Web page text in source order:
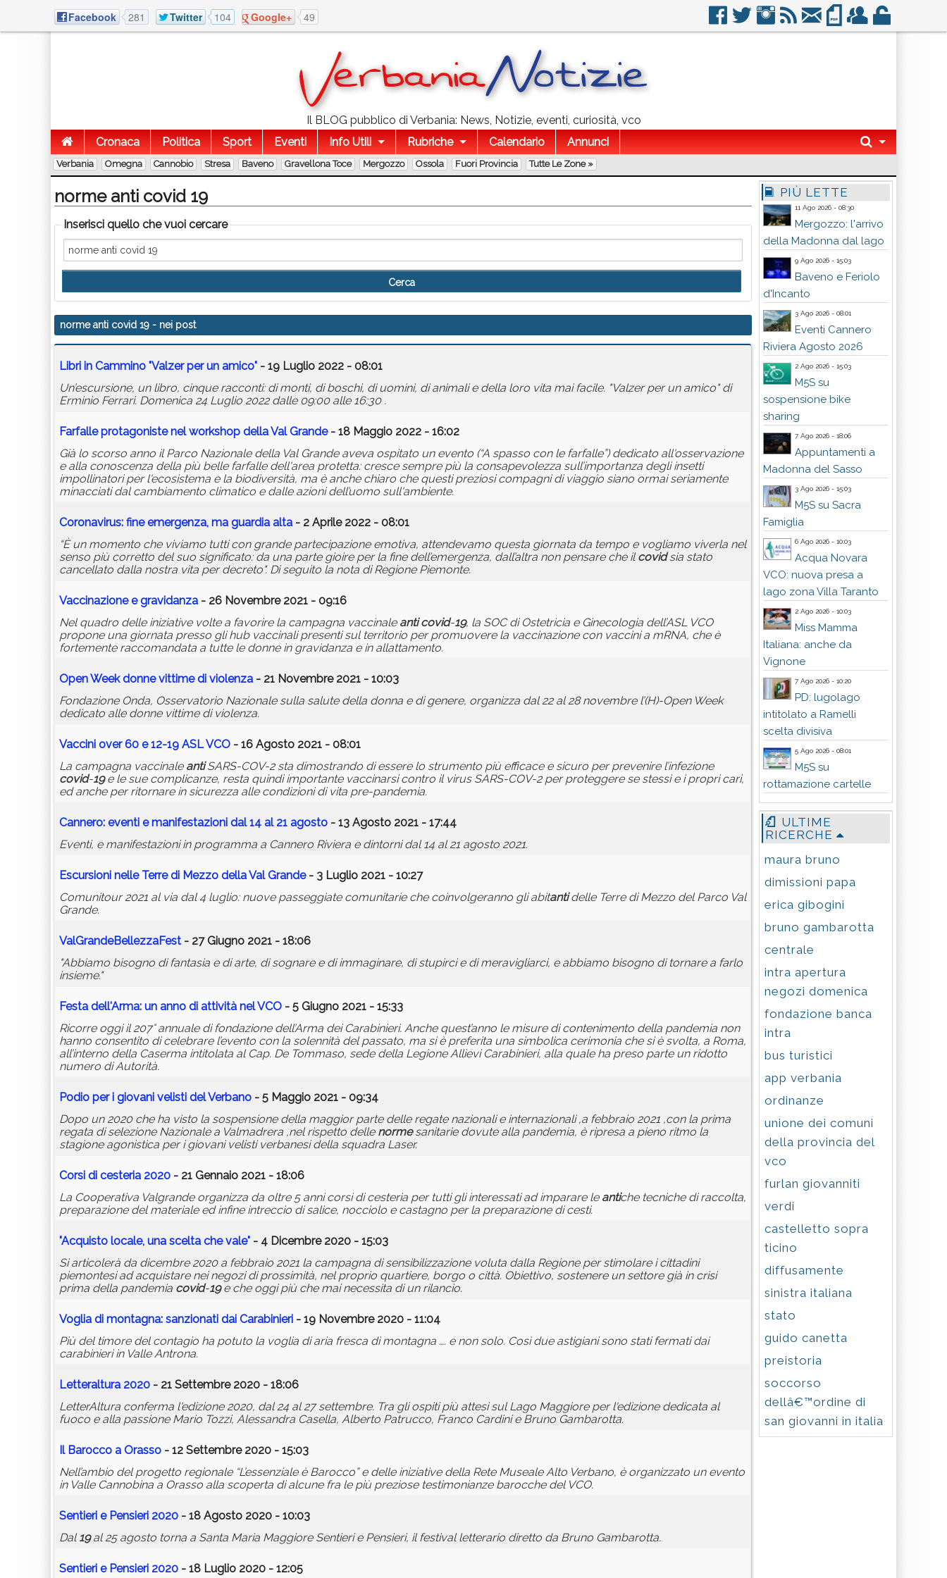
Facebook 281 Twitter 104 Google+ 49
Il BLOG pubblico di Verbania: News, Notizie, eventi, curiosità, vco
Cronaca
Politica Sport Eventi Info Utili Rubriche Calendario Annunci
Verbania Omegna Cannobio Stresa Baveno Gravellona Toce Mergozzo Ossola Fuori Provincia Tutte Le Zone »
norme anti covid 19
Inserisci quello che vuoi cercare
norme anti covid 19 - nei post
Libri in Cammino "Valzer per un amico" - 19 Luglio 2022 - 08:01
Un’escursione, un libro, cinque racconti: di monti, di boschi, di uomini, di animali e della loro vita mai facile. "Valzer per un amico" di
Erminio Ferrari. Domenica 24 Luglio 2022 dalle 09:00 alle 16:30 .
Farfalle protagoniste nel workshop della Val Grande- 18 Maggio 2022 - 16:02
Già lo scorso anno il Parco Nazionale della Val Grande aveva ospitato un evento (“A spasso con le farfalle”) dedicato all'osservazione
e alla conoscenza della più belle farfalle dell'area protetta: cresce sempre più la consapevolezza sull’importanza degli insetti
impollinatori per l'ecosistema e la biodiversità, ma è anche chiaro che questi preziosi compagni di viaggio siano ormai seriamente
minacciati dal cambiamento climatico e dalle azioni dell’uomo sull'ambiente.
Coronavirus: fine emergenza, ma guardia alta - 2 Aprile 2022 - 08:01
“È un momento che viviamo tutti con grande partecipazione emotiva, attendevamo questa giornata da tempo e vogliamo viverla nel
senso più corretto del suo significato: da una parte gioire per la fine dell’emergenza, dall’altra non pensare che ilcovidsia stato
cancellato dalla nostra vita per decreto". Di seguito la nota di Regione Piemonte.
Vaccinazione e gravidanza - 26 Novembre 2021 - 09:16
Nel quadro delle iniziative volte a favorire la campagna vaccinale anti covid-19, la SOC di Ostetricia e Ginecologia dell’ASL VCO
propone una giornata presso gli hub vaccinali presenti sul territorio per promuovere la vaccinazione con vaccini a mRNA, che è
fortemente raccomandata a tutte le donne in gravidanza e in allattamento.
Open Week donne vittime di violenza - 21 Novembre 2021 - 10:03
Fondazione Onda, Osservatorio Nazionale sulla salute della donna e di genere, organizza dal 22 al 28 novembre l’(H)-Open Week
dedicato alle donne vittime di violenza.
Vaccini over 60 e 12-19 ASL VCO - 16 Agosto 2021 - 08:01
La campagna vaccinale antiSARS-COV-2 sta dimostrando di essere lo strumento più efficace e sicuro per prevenire l’infezione
covid-19e le sue complicanze, resta quindi importante vaccinarsi contro il virus SARS-COV-2 per proteggere se stessi e i propri cari,
ed anche per ritornare in sicurezza alle condizioni di vita pre-pandemia.
Cannero: eventi e manifestazioni dal 14 al 21 agosto - 13 Agosto 2021 - 17:44
Eventi, e manifestazioni in programma a Cannero Riviera e dintorni dal 14 al 21 agosto 2021.
Escursioni nelle Terre di Mezzo della Val Grande- 3 Luglio 2021 - 10:27
Comunitour 2021 al via dal 4 luglio: nuove passeggiate comunitarie che coinvolgeranno gli abitantidelle Terre di Mezzo del Parco Val
Grande.
ValGrandeBellezzaFest - 27 Giugno 2021 - 18:06
"Abbiamo bisogno di fantasia e di arte, di sognare e di immaginare, di stupirci e di meravigliarci, e abbiamo bisogno di tornare a farlo
insieme."
Festa dell'Arma: un anno di attività nel VCO - 5 Giugno 2021 - 15:33
Ricorre oggi il 207° annuale di fondazione dell’Arma dei Carabinieri. Anche quest’anno le misure di contenimento della pandemia non
hanno consentito di celebrare l’evento con la solennità del passato, ma si è preferita una simbolica cerimonia che si è svolta, a Roma,
all’interno della Caserma intitolata al Cap. De Tommaso, sede della Legione Allievi Carabinieri, alla quale ha preso parte un ridotto
numero di Autorità.
Podio per i giovani velisti del Verbano - 5 Maggio 2021 - 09:34
Dopo un 2020 che ha visto la sospensione della maggior parte delle regate nazionali e internazionali ,a febbraio 2021 ,con la prima
regata di selezione Nazionale a Valmadrera ,nel rispetto delle normesanitarie dovute alla pandemia, è ripresa a pieno ritmo la
stagione agonistica per i giovani velisti verbanesi della squadra Laser.
Corsi di cesteria 2020 - 21 Gennaio 2021 - 18:06
La Cooperativa Valgrande organizza da oltre 5 anni corsi di cesteria per tutti gli interessati ad imparare le antiche tecniche di raccolta,
preparazione del materiale ed infine intreccio di salice, nocciolo e castagno per la preparazione di cesti.
"Acquisto locale, una scelta che vale" - 4 Dicembre 2020 - 15:03
Si articolerà da dicembre 2020 a febbraio 2021 la campagna di sensibilizzazione voluta dalla Regione per stimolare i cittadini
piemontesi ad acquistare nei negozi di prossimità, nel proprio quartiere, borgo o città. Obiettivo, sostenere un settore già in crisi
prima della pandemia covid-19e che oggi più che mai necessita di un rilancio.
Voglia di montagna: sanzionati dai Carabinieri - 19 Novembre 2020 - 11:04
Più del timore del contagio ha potuto la voglia di aria fresca di montagna …. e non solo. Così due astigiani sono stati fermati dai
carabinieri in Valle Antrona.
Letteraltura 2020 - 21 Settembre 2020 - 18:06
LetterAltura conferma l'edizione 2020, dal 24 al 27 settembre. Tra gli ospiti più attesi sul Lago Maggiore per l'edizione dedicata al
fuoco e alla passione Mario Tozzi, Alessandra Casella, Alberto Patrucco, Franco Cardini e Bruno Gambarotta.
Il Barocco a Orasso - 12 Settembre 2020 - 15:03
Nell’ambio del progetto regionale “L’essenziale è Barocco” e delle iniziative della Rete Museale Alto Verbano, è organizzato un evento
in Valle Cannobina a Orasso alla scoperta di alcune fra le più preziose testimonianze barocche del VCO.
Sentieri e Pensieri 2020 - 18 Agosto 2020 - 10:03
Dal19al 25 agosto torna a Santa Maria Maggiore Sentieri e Pensieri, il festival letterario diretto da Bruno Gambarotta.
Sentieri e Pensieri 2020 - 18 Luglio 2020 - 12:05
PIÙ LETTE
11 Ago 2026 - 08:30
Mergozzo: l'arrivo
della Madonna dal lago
9 Ago 2026 - 15:03
Baveno e Feriolo
d'Incanto
3 Ago 2026 - 08:01
Eventi Cannero
Riviera Agosto 2026
2 Ago 2026 - 15:03
M5S su
sospensione bike
sharing
7 Ago 2026 - 18:06
Appuntamenti a
Madonna del Sasso
3 Ago 2026 - 15:03
M5S su Sacra
Famiglia
6 Ago 2026 - 10:03
Acqua Novara
VCO: nuova presa a
lago zona Villa Taranto
2 Ago 2026 - 10:03
Miss Mamma
Italiana: anche da
Vignone
7 Ago 2026 - 10:20
PD: lugolago
intitolato a Ramelli
scelta divisiva
5 Ago 2026 - 08:01
M5S su
rottamazione cartelle
ULTIME
RICERCHE
maura bruno
dimissioni papa
erica gibogini
bruno gambarotta
centrale
intra apertura
negozi domenica
fondazione banca
intra
bus turistici
app verbania
ordinanze
unione dei comuni
della provincia del
vco
furlan giovanniti
verdi
castelletto sopra
ticino
diffusamente
sinistra italiana
stato
guido canetta
preistoria
soccorso
dellâ€™ordine di
san giovanni in italia